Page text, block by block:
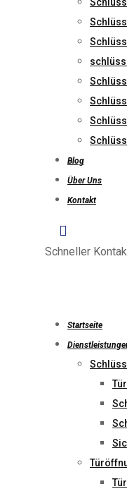
Blog
Über Uns
Kontakt
Schneller
Startseite